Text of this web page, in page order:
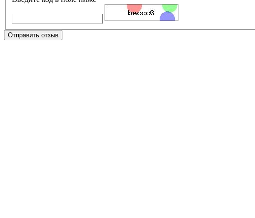
Отправить отзыв